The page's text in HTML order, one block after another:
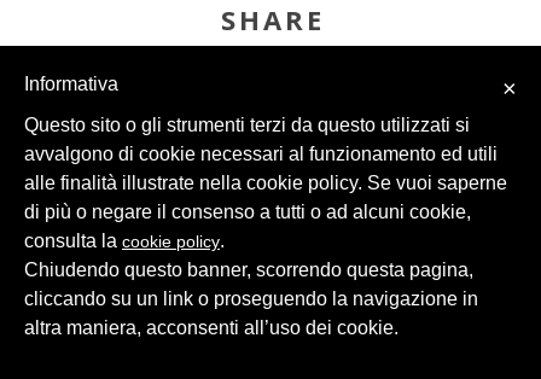
SHARE
© 2026 Intesa Grandi Impianti Srl
×
Informativa
Questo sito o gli strumenti terzi da questo utilizzati si
avvalgono di cookie necessari al funzionamento ed utili
alle finalità illustrate nella cookie policy. Se vuoi saperne
di più o negare il consenso a tutti o ad alcuni cookie,
consulta la cookie policy.
Chiudendo questo banner, scorrendo questa pagina,
cliccando su un link o proseguendo la navigazione in
altra maniera, acconsenti all’uso dei cookie.